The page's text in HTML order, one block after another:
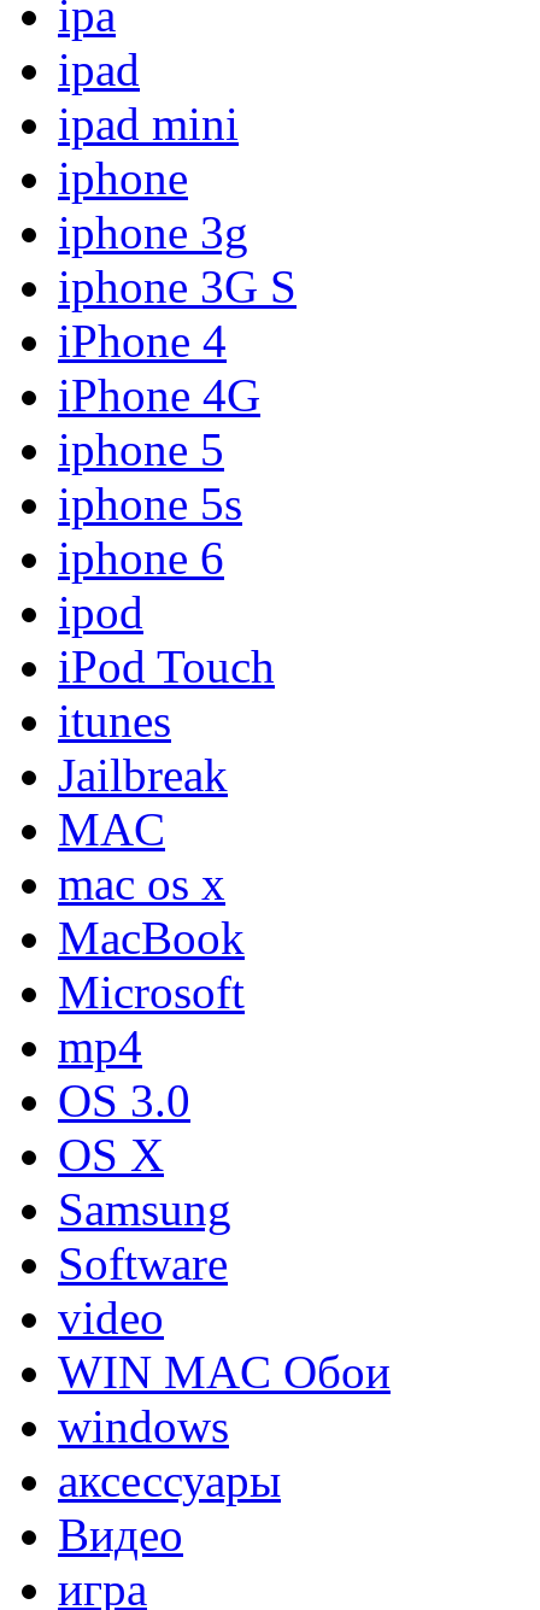
ipa
ipad
ipad mini
iphone
iphone 3g
iphone 3G S
iPhone 4
iPhone 4G
iphone 5
iphone 5s
iphone 6
ipod
iPod Touch
itunes
Jailbreak
MAC
mac os x
MacBook
Microsoft
mp4
OS 3.0
OS X
Samsung
Software
video
WIN MAC Обои
windows
аксессуары
Видео
игра